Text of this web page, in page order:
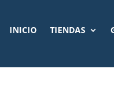
INICIO TIENDAS